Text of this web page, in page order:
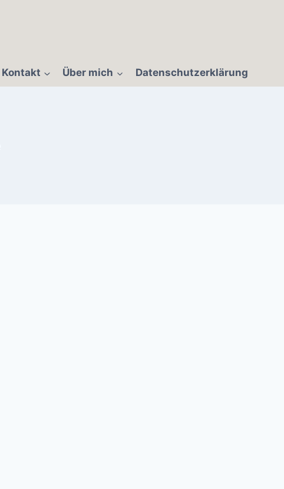
Kontakt Über mich Datenschutzerklärung